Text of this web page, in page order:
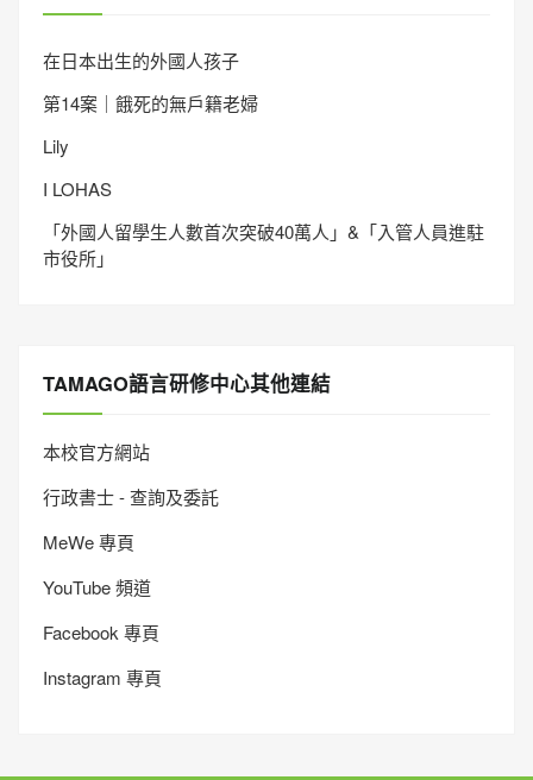
在日本出生的外國人孩子
第14案｜餓死的無戶籍老婦
Lily
I LOHAS
「外國人留學生人數首次突破40萬人」&「入管人員進駐
市役所」
TAMAGO語言研修中心其他連結
本校官方網站
行政書士 - 查詢及委託
MeWe 專頁
YouTube 頻道
Facebook 專頁
Instagram 專頁